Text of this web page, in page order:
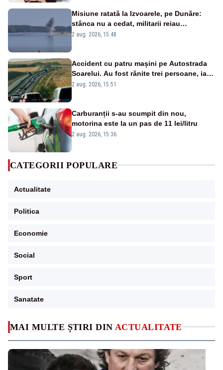
MAI MULTE ȘTIRI DIN ACTUALITATE
Misiune ratată la Izvoarele, pe Dunăre:
stânca nu a cedat, militarii reiau
detonările luni – VIDEO
2 aug. 2026, 15:48
Accident cu patru mașini pe Autostrada
Soarelui. Au fost rănite trei persoane, iar
traficul se desfășoară cu dificultate
2 aug. 2026, 15:51
Carburanții s-au scumpit din nou,
motorina este la un pas de 11 lei/litru
2 aug. 2026, 15:36
CATEGORII POPULARE
Actualitate
Politica
Economie
Social
Sport
Sanatate